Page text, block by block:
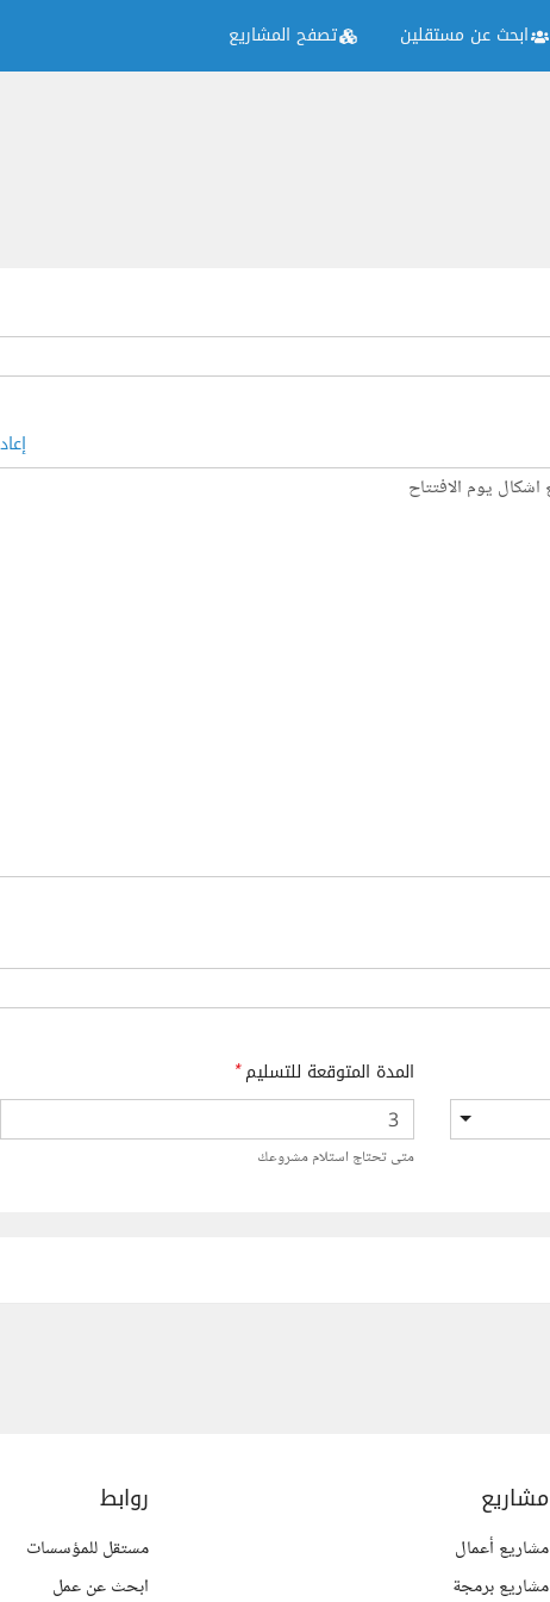
ابحث عن مستقلين تصفح المشاريع
المدة المتوقعة للتسليم*
متى تحتاج استلام مشروعك
مشاريع
مشاريع أعمال
مشاريع برمجة
روابط
مستقل للمؤسسات
ابحث عن عمل